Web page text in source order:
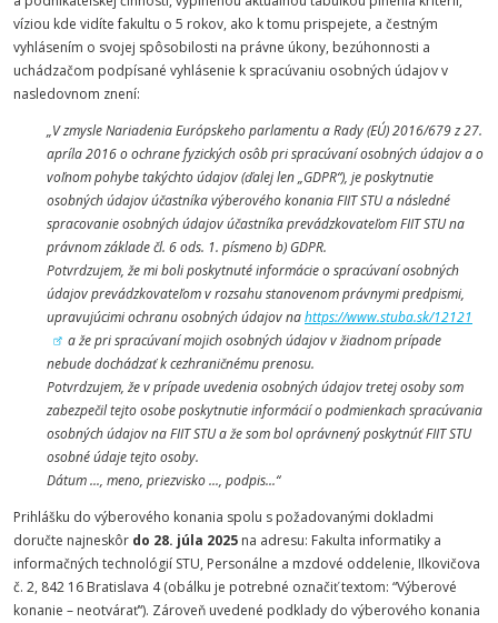
víziou kde vidíte fakultu o 5 rokov, ako k tomu prispejete, a čestným
vyhlásením o svojej spôsobilosti na právne úkony, bezúhonnosti a
uchádzačom podpísané vyhlásenie k spracúvaniu osobných údajov v
nasledovnom znení:
„V zmysle Nariadenia Európskeho parlamentu a Rady (EÚ) 2016/679 z 27.
apríla 2016 o ochrane fyzických osôb pri spracúvaní osobných údajov a o
voľnom pohybe takýchto údajov (ďalej len „GDPR“), je poskytnutie
osobných údajov účastníka výberového konania FIIT STU a následné
spracovanie osobných údajov účastníka prevádzkovateľom FIIT STU na
právnom základe čl. 6 ods. 1. písmeno b) GDPR.
Potvrdzujem, že mi boli poskytnuté informácie o spracúvaní osobných
údajov prevádzkovateľom v rozsahu stanovenom právnymi predpismi,
upravujúcimi ochranu osobných údajov nahttps://www.stuba.sk/12121
a že pri spracúvaní mojich osobných údajov v žiadnom prípade
nebude dochádzať k cezhraničnému prenosu.
Potvrdzujem, že v prípade uvedenia osobných údajov tretej osoby som
zabezpečil tejto osobe poskytnutie informácií o podmienkach spracúvania
osobných údajov na FIIT STU a že som bol oprávnený poskytnúť FIIT STU
osobné údaje tejto osoby.
Dátum ..., meno, priezvisko ..., podpis...“
Prihlášku do výberového konania spolu s požadovanými dokladmi
doručte najneskôr do 28. júla 2025 na adresu: Fakulta informatiky a
informačných technológií STU, Personálne a mzdové oddelenie, Ilkovičova
č. 2, 842 16 Bratislava 4 (obálku je potrebné označiť textom: “Výberové
konanie – neotvárať“). Zároveň uvedené podklady do výberového konania